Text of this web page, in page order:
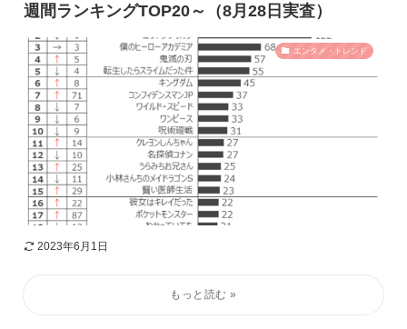
週間ランキングTOP20～（8月28日実査）
エンタメ・トレンド
2023年6月1日